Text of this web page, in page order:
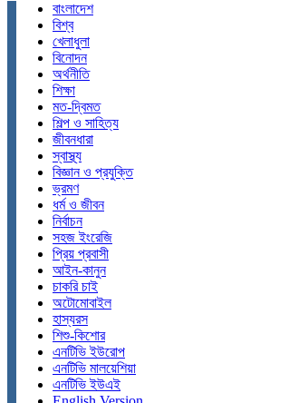
বাংলাদেশ
বিশ্ব
খেলাধুলা
বিনোদন
অর্থনীতি
শিক্ষা
মত-দ্বিমত
শিল্প ও সাহিত্য
জীবনধারা
স্বাস্থ্য
বিজ্ঞান ও প্রযুক্তি
ভ্রমণ
ধর্ম ও জীবন
নির্বাচন
সহজ ইংরেজি
প্রিয় প্রবাসী
আইন-কানুন
চাকরি চাই
অটোমোবাইল
হাস্যরস
শিশু-কিশোর
এনটিভি ইউরোপ
এনটিভি মালয়েশিয়া
এনটিভি ইউএই